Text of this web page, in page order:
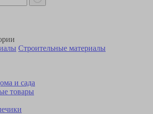
Строительные материалы
и сада
товары